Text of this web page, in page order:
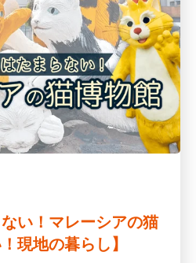
い！マレーシアの猫
現地の暮らし】